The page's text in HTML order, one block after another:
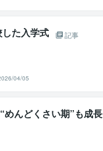
た入学式
記事
04/05
めんどくさい期”も成長